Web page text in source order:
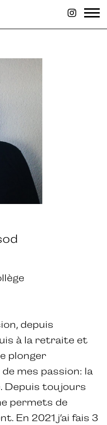
depuis
à la retraite et
plonger
mes passion: la
Depuis toujours
permets de
En 2021 j’ai fais 3